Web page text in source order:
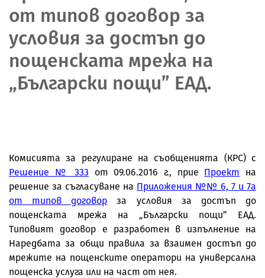
от типов договор за
условия за достъп до
пощенската мрежа на
„Български пощи” ЕАД.
Комисията за регулиране на съобщенията (КРС) с
Решение № 333 от 09.06.2016 г., прие Проект на
решение за съгласуване на Приложения №№ 6, 7 и 7а
от типов договор за условия за достъп до
пощенската мрежа на „Български пощи” ЕАД.
Типовият договор е разработен в изпълнение на
Наредбата за общи правила за взаимен достъп до
мрежите на пощенските оператори на универсална
пощенска услуга или на част от нея.